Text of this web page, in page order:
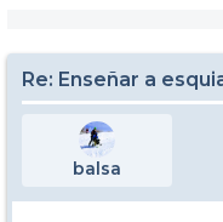
Re: Enseñar a
balsa